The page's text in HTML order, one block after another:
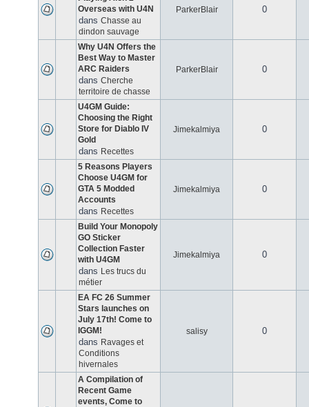
Overseas with U4N
dans Chasse au
dindon sauvage
ParkerBlair 0
Why U4N Offers the
Best Way to Master
ARC Raiders
dans Cherche
territoire de chasse
ParkerBlair 0
U4GM Guide:
Choosing the Right
Store for Diablo IV
Gold
dans Recettes
Jimekalmiya 0
5 Reasons Players
Choose U4GM for
GTA 5 Modded
Accounts
dans Recettes
Jimekalmiya 0
Build Your Monopoly
GO Sticker
Collection Faster
with U4GM
dans Les trucs du
métier
Jimekalmiya 0
EA FC 26 Summer
Stars launches on
July 17th! Come to
IGGM!
dans Ravages et
Conditions
hivernales
salisy 0
A Compilation of
Recent Game
events, Come to